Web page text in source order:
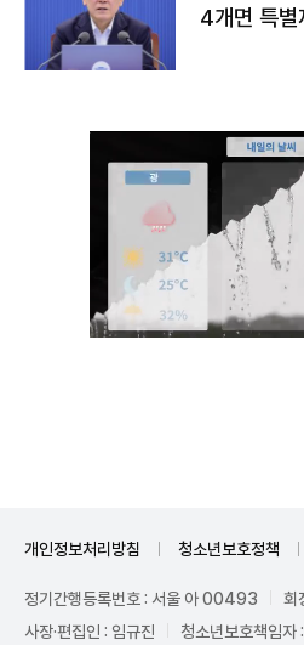
4개면 특별
개인정보처리방침 청소년보호정책
정기간행등록번호 : 서울 아 00493
회
사장·편집인 : 임규진
청소년보호책임자